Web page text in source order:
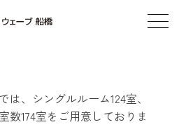
、シングルルーム124室、
数174室をご用意しておりま